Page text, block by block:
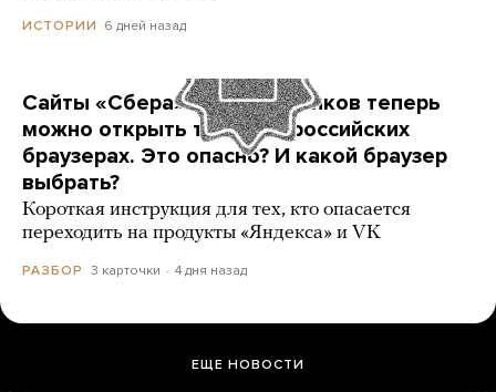
ИСТОРИИ 6 дней назад
Сайты «Сбера» и других банков теперь
можно открыть только в российских
браузерах. Это опасно? И какой браузер
выбрать?
Короткая инструкция для тех, кто опасается
переходить на продукты «Яндекса» и VK
РАЗБОР 3 карточки 4 дня назад
ЕЩЕ НОВОСТИ